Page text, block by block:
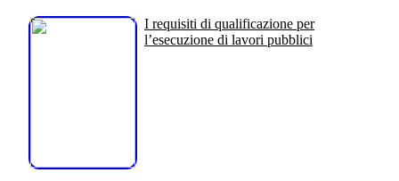
I requisiti di qualificazione per
l’esecuzione di lavori pubblici